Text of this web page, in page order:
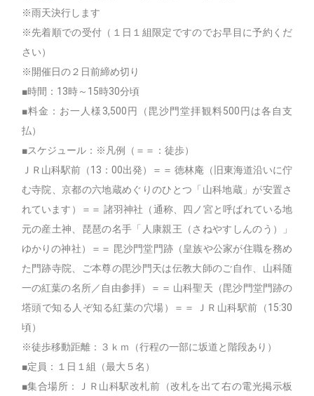
※雨天決行します
※先着順での受付（１日１組限定ですのでお早目に予約くだ
さい）
※開催日の２日前締め切り
■時間：13時～15時30分頃
■料金：お一人様3,500円（毘沙門堂拝観料500円は各自支
払）
■スケジュール：※凡例（＝＝：徒歩）
ＪＲ山科駅前（13：00出発）＝＝ 徳林庵（旧東海道沿いに佇
む寺院、京都の六地蔵めぐりのひとつ「山科地蔵」が安置さ
れています）＝＝ 諸羽神社（通称、四ノ宮と呼ばれている地
元の産土神、琵琶の名手「人康親王（さねやすしんのう）」
ゆかりの神社）＝＝ 毘沙門堂門跡（皇族や公家が住職を務め
た門跡寺院、ご本尊の毘沙門天は伝教大師のご自作、山科随
一の紅葉の名所／自由参拝）＝＝ 山科聖天（毘沙門堂門跡の
塔頭で知る人ぞ知る紅葉の穴場）＝＝ ＪＲ山科駅前（15:30
頃）
※徒歩移動距離：３ｋｍ（行程の一部に坂道と階段あり）
■定員：１日１組（最大５名）
■集合場所：ＪＲ山科駅改札前（改札を出て右の電光掲示板